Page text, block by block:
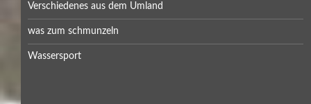
Verschiedenes aus dem Umland
was zum schmunzeln
Wassersport